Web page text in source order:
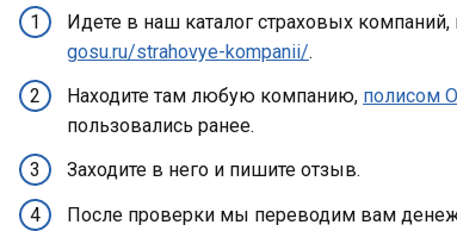
Идете в наш каталог страховых
gosu.ru/strahovye-kompanii/.
Находите там любую компанию, полисом
пользовались ранее.
Заходите в него и пишите отзыв.
После проверки мы переводим вам